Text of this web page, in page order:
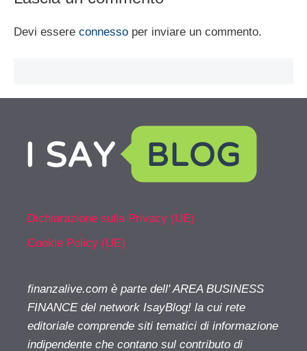
Devi essere connesso per inviare un commento.
Dichiarazione sulla Privacy (UE)
Cookie Policy (UE)
finanzalive.com è parte dell' AREA BUSINESS
FINANCE del network IsayBlog! la cui rete
editoriale comprende siti tematici di informazione
indipendente che contano sul contributo di